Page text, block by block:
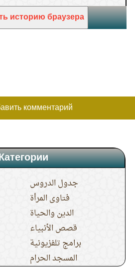
в отношении слов:
историю браузера
комментарий
جدول الدروس
فتاوى المرأة
الدين والحياة
قصص الأنبياء
برامج تلفزيونية
المسجد الحرام